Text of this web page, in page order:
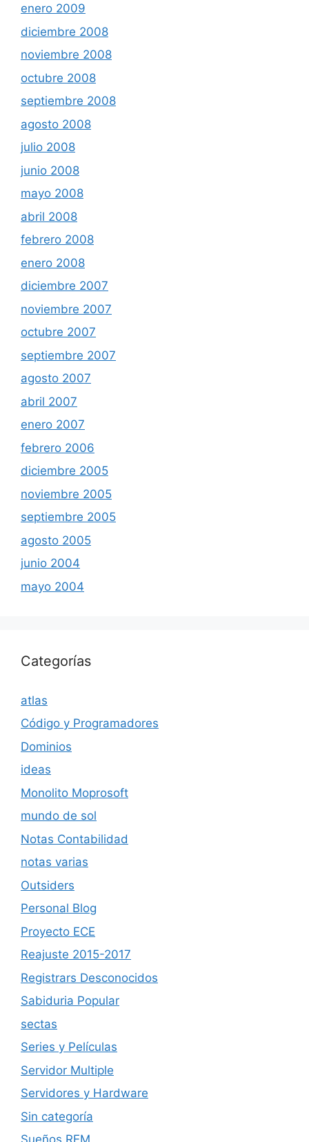
enero 2009
diciembre 2008
noviembre 2008
octubre 2008
septiembre 2008
agosto 2008
julio 2008
junio 2008
mayo 2008
abril 2008
febrero 2008
enero 2008
diciembre 2007
noviembre 2007
octubre 2007
septiembre 2007
agosto 2007
abril 2007
enero 2007
febrero 2006
diciembre 2005
noviembre 2005
septiembre 2005
agosto 2005
junio 2004
mayo 2004
Categorías
atlas
Código y Programadores
Dominios
ideas
Monolito Moprosoft
mundo de sol
Notas Contabilidad
notas varias
Outsiders
Personal Blog
Proyecto ECE
Reajuste 2015-2017
Registrars Desconocidos
Sabiduria Popular
sectas
Series y Películas
Servidor Multiple
Servidores y Hardware
Sin categoría
Sueños REM